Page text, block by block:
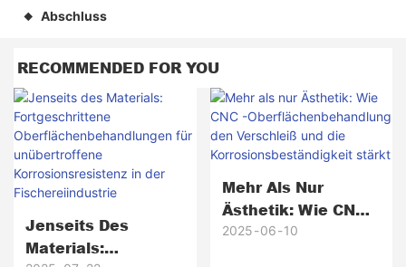
◆ Abschluss
RECOMMENDED FOR YOU
Jenseits Des
Materials:
Mehr Als Nur
Ästhetik: Wie CNC -
Oberflächenbehand
2025 06 10